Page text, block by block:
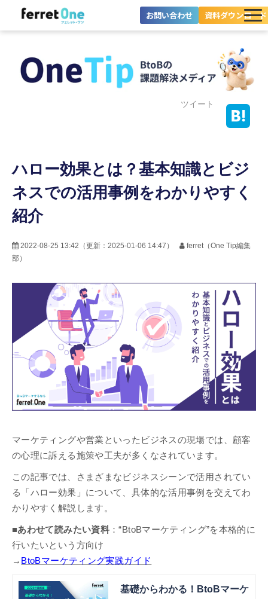
お問い合わせ 資料ダウンロード
ツール・機能一覧
料金プラン
セミナー
ツイート
ハロー効果とは？基本知識とビジ
ネスでの活用事例をわかりやすく
紹介
2022-08-25 13:42 （更新： 2025-01-06 14:47 ）
ferret（One Tip編集
部）
マーケティングや営業といったビジネスの現場では、顧客
の心理に訴える施策や工夫が多くなされています。
この記事では、さまざまなビジネスシーンで活用されてい
る「ハロー効果」について、具体的な活用事例を交えてわ
かりやすく解説します。
■あわせて読みたい資料 ：“BtoBマーケティング”を本格的に
行いたいという方向け
→ BtoBマーケティング実践ガイド
基礎からわかる！BtoBマーケ